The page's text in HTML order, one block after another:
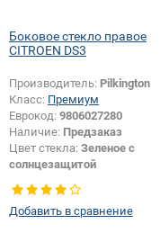
Боковое стекло правое
CITROEN DS3
Производитель: Pilkington
Класс: Премиум
Еврокод: 9806027280
Наличие: Предзаказ
Цвет стекла: Зеленое с
солнцезащитой
Тип кузова: Хетчбек
Тип стекла:Боковое стекло
правое
Добавить в сравнение